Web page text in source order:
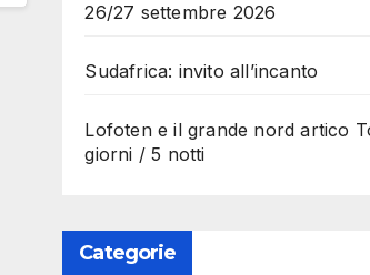
26/27 settembre 2026
Sudafrica: invito all’incanto
Lofoten e il grande nord artico
giorni / 5 notti
Categorie